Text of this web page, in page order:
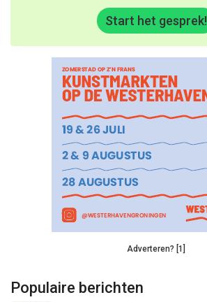
Start het gesprek!
Adverteren? [1]
Populaire berichten